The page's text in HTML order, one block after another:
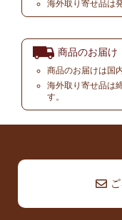
海外取り寄せ品は
商品のお届け
商品のお届けは国
海外取り寄せ品は
す。